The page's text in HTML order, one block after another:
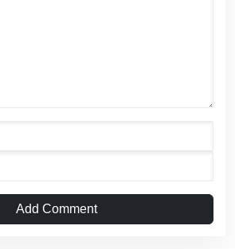
Add Comment